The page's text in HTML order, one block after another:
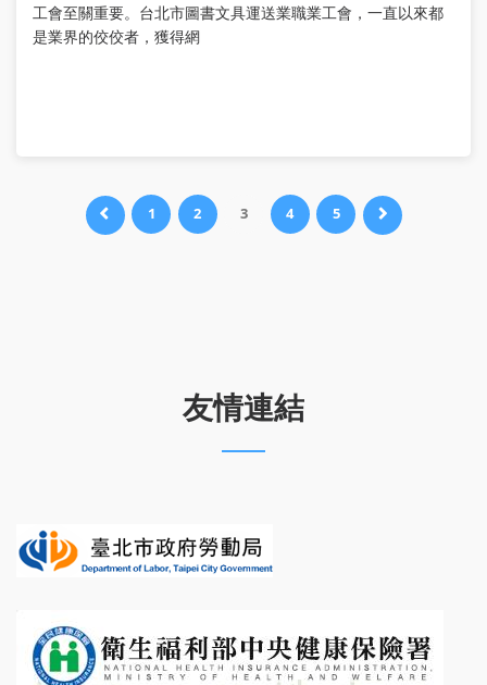
工會至關重要。台北市圖書文具運送業職業工會，一直以來都
是業界的佼佼者，獲得網
Prev 1 2 3 4 5 Next
友情連結